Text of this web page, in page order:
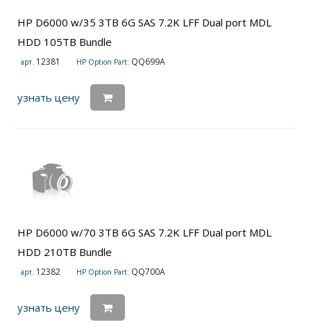
HP D6000 w/35 3TB 6G SAS 7.2K LFF Dual port MDL
HDD 105TB Bundle
арт. 12381 HP Option Part: QQ699A
узнать цену
HP D6000 w/70 3TB 6G SAS 7.2K LFF Dual port MDL
HDD 210TB Bundle
арт. 12382 HP Option Part: QQ700A
узнать цену